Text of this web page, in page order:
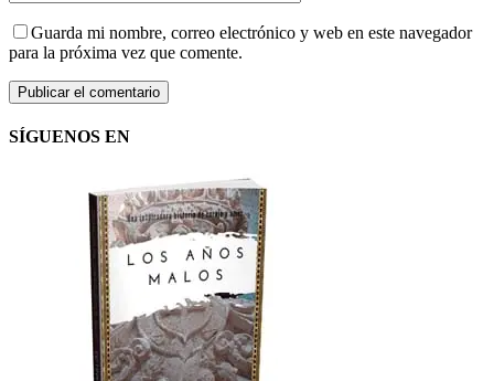
Guarda mi nombre, correo electrónico y web en este navegador
para la próxima vez que comente.
SÍGUENOS EN